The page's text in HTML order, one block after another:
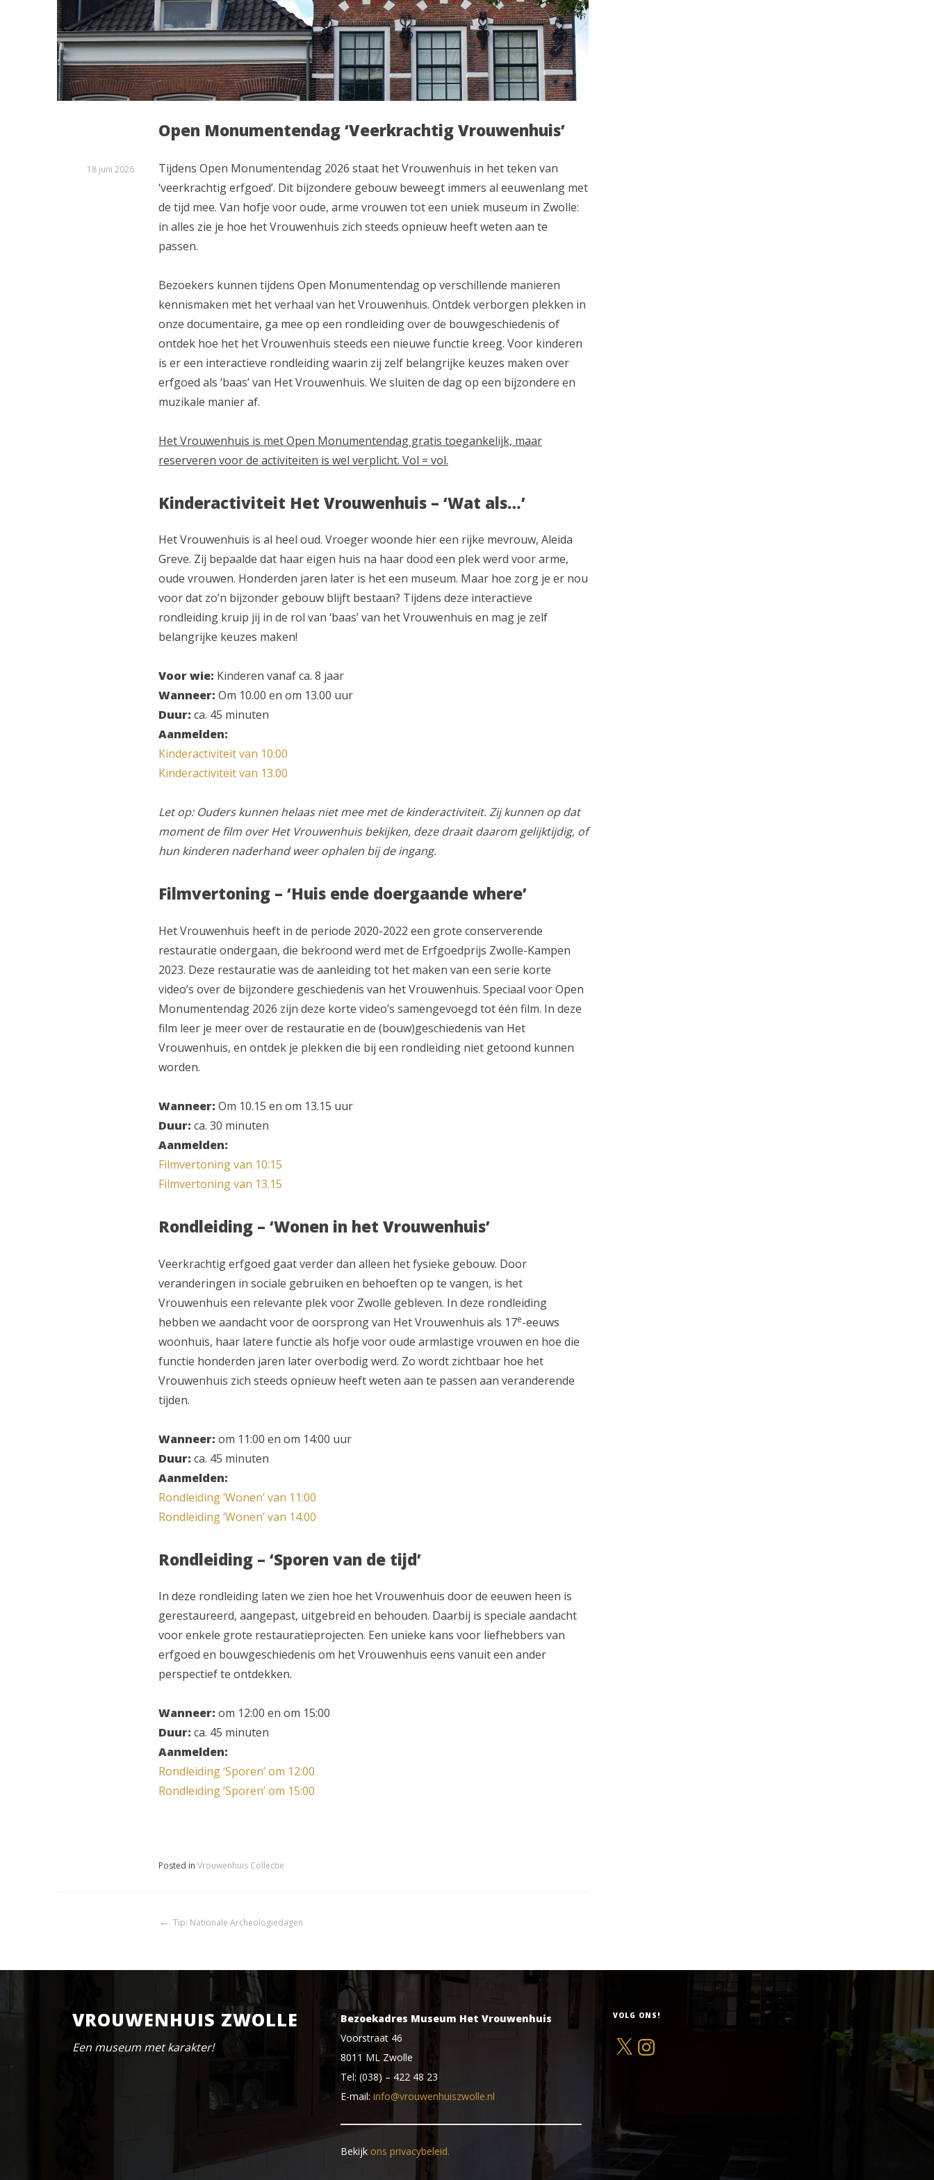
Open Monumentendag ‘Veerkrachtig Vrouwenhuis’
18 juni 2026
Tijdens Open Monumentendag 2026 staat het Vrouwenhuis in het teken van
‘veerkrachtig erfgoed’. Dit bijzondere gebouw beweegt immers al eeuwenlang met
de tijd mee. Van hofje voor oude, arme vrouwen tot een uniek museum in Zwolle:
in alles zie je hoe het Vrouwenhuis zich steeds opnieuw heeft weten aan te
passen.
Bezoekers kunnen tijdens Open Monumentendag op verschillende manieren
kennismaken met het verhaal van het Vrouwenhuis. Ontdek verborgen plekken in
onze documentaire, ga mee op een rondleiding over de bouwgeschiedenis of
ontdek hoe het het Vrouwenhuis steeds een nieuwe functie kreeg. Voor kinderen
is er een interactieve rondleiding waarin zij zelf belangrijke keuzes maken over
erfgoed als ‘baas’ van Het Vrouwenhuis. We sluiten de dag op een bijzondere en
muzikale manier af.
Het Vrouwenhuis is met Open Monumentendag gratis toegankelijk, maar
reserveren voor de activiteiten is wel verplicht. Vol = vol.
Kinderactiviteit Het Vrouwenhuis – ‘Wat als…’
Het Vrouwenhuis is al heel oud. Vroeger woonde hier een rijke mevrouw, Aleida
Greve. Zij bepaalde dat haar eigen huis na haar dood een plek werd voor arme,
oude vrouwen. Honderden jaren later is het een museum. Maar hoe zorg je er nou
voor dat zo’n bijzonder gebouw blijft bestaan? Tijdens deze interactieve
rondleiding kruip jij in de rol van ‘baas’ van het Vrouwenhuis en mag je zelf
belangrijke keuzes maken!
Voor wie: Kinderen vanaf ca. 8 jaar
Wanneer: Om 10.00 en om 13.00 uur
Duur: ca. 45 minuten
Aanmelden:
Kinderactiviteit van 10:00
Kinderactiviteit van 13.00
Let op: Ouders kunnen helaas niet mee met de kinderactiviteit. Zij kunnen op dat
moment de film over Het Vrouwenhuis bekijken, deze draait daarom gelijktijdig, of
hun kinderen naderhand weer ophalen bij de ingang.
Filmvertoning – ‘Huis ende doergaande where’
Het Vrouwenhuis heeft in de periode 2020-2022 een grote conserverende
restauratie ondergaan, die bekroond werd met de Erfgoedprijs Zwolle-Kampen
2023. Deze restauratie was de aanleiding tot het maken van een serie korte
video’s over de bijzondere geschiedenis van het Vrouwenhuis. Speciaal voor Open
Monumentendag 2026 zijn deze korte video’s samengevoegd tot één film. In deze
film leer je meer over de restauratie en de (bouw)geschiedenis van Het
Vrouwenhuis, en ontdek je plekken die bij een rondleiding niet getoond kunnen
worden.
Wanneer: Om 10.15 en om 13.15 uur
Duur: ca. 30 minuten
Aanmelden:
Filmvertoning van 10:15
Filmvertoning van 13.15
Rondleiding – ‘Wonen in het Vrouwenhuis’
Veerkrachtig erfgoed gaat verder dan alleen het fysieke gebouw. Door
veranderingen in sociale gebruiken en behoeften op te vangen, is het
Vrouwenhuis een relevante plek voor Zwolle gebleven. In deze rondleiding
hebben we aandacht voor de oorsprong van Het Vrouwenhuis als 17e-eeuws
woonhuis, haar latere functie als hofje voor oude armlastige vrouwen en hoe die
functie honderden jaren later overbodig werd. Zo wordt zichtbaar hoe het
Vrouwenhuis zich steeds opnieuw heeft weten aan te passen aan veranderende
tijden.
Wanneer: om 11:00 en om 14:00 uur
Duur: ca. 45 minuten
Aanmelden:
Rondleiding ‘Wonen’ van 11:00
Rondleiding ‘Wonen’ van 14.00
Rondleiding – ‘Sporen van de tijd’
In deze rondleiding laten we zien hoe het Vrouwenhuis door de eeuwen heen is
gerestaureerd, aangepast, uitgebreid en behouden. Daarbij is speciale aandacht
voor enkele grote restauratieprojecten. Een unieke kans voor liefhebbers van
erfgoed en bouwgeschiedenis om het Vrouwenhuis eens vanuit een ander
perspectief te ontdekken.
Wanneer: om 12:00 en om 15:00
Duur: ca. 45 minuten
Aanmelden:
Rondleiding ‘Sporen’ om 12:00
Rondleiding ‘Sporen’ om 15:00
Posted in Vrouwenhuis Collectie
Bericht
Tip: Nationale Archeologiedagen
VROUWENHUIS ZWOLLE
Een museum met karakter!
Bezoekadres Museum Het Vrouwenhuis
Voorstraat 46
8011 ML Zwolle
Tel: (038) – 422 48 23
E-mail:info@vrouwenhuiszwolle.nl
Bekijk ons privacybeleid.
VOLG ONS!
X Instagram